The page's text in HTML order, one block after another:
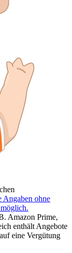
Angaben ohne
Amazon Prime,
enthält Angebote
eine Vergütung